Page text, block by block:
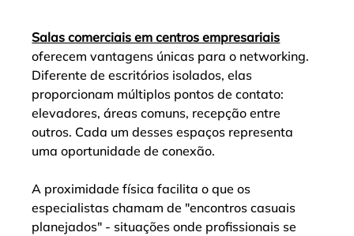
Salas comerciais em centros empresariais
oferecem vantagens únicas para o networking.
Diferente de escritórios isolados, elas
proporcionam múltiplos pontos de contato:
elevadores, áreas comuns, recepção entre
outros. Cada um desses espaços representa
uma oportunidade de conexão.
A proximidade física facilita o que os
especialistas chamam de "encontros casuais
planejados" - situações onde profissionais se